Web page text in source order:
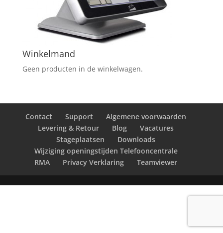
Winkelmand
Geen producten in de winkelwagen.
Contact Support
Algemene voorwaarden
Levering & Retour
Blog
Vacatures
Stageplaatsen
Downloads
Wijziging openingstijden Telefooncentrale
RMA
Privacy Verklaring Teamviewer